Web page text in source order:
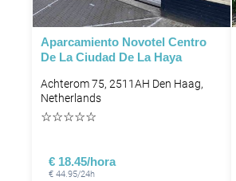
Aparcamiento Novotel Centro
De La Ciudad De La Haya
Achterom 75, 2511AH Den Haag,
Netherlands
☆☆☆☆☆
€ 18.45/hora
€ 44.95/24h